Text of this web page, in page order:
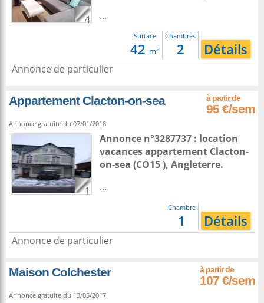
4
...
Surface
42 m2
Chambres
2 Détails
Annonce de particulier
Appartement Clacton-on-sea
95 €/sem
Annonce gratuite du 07/01/2018.
1
Annonce n°3287737 : location
vacances appartement Clacton-
on-sea (CO15 ), Angleterre.
...
Chambre
1 Détails
Annonce de particulier
Maison Colchester
107 €/sem
Annonce gratuite du 13/05/2017.